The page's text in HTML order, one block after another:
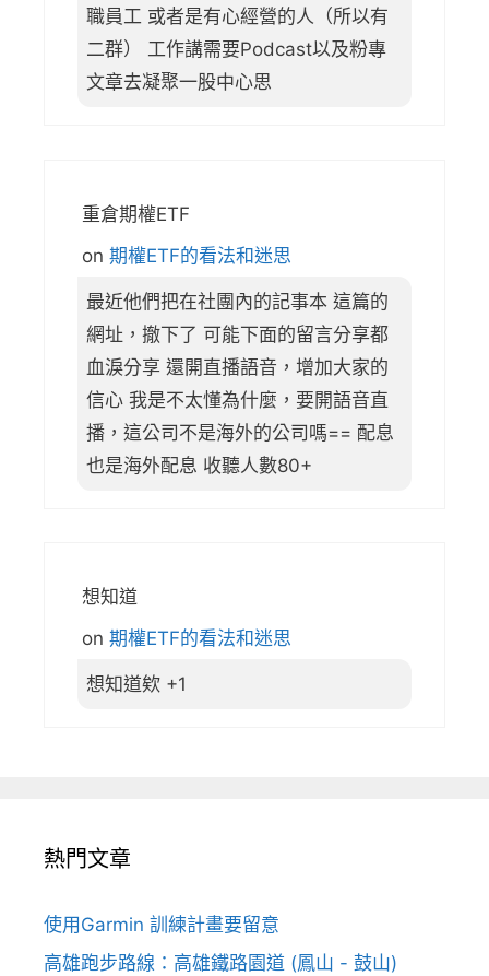
職員工 或者是有心經營的人（所以有
二群） 工作講需要Podcast以及粉專
文章去凝聚一股中心思
重倉期權ETF
on 期權ETF的看法和迷思
最近他們把在社團內的記事本 這篇的
網址，撤下了 可能下面的留言分享都
血淚分享 還開直播語音，增加大家的
信心 我是不太懂為什麼，要開語音直
播，這公司不是海外的公司嗎== 配息
也是海外配息 收聽人數80+
想知道
on 期權ETF的看法和迷思
想知道欸 +1
熱門文章
使用Garmin 訓練計畫要留意
高雄跑步路線：高雄鐵路園道 (鳳山 - 鼓山)